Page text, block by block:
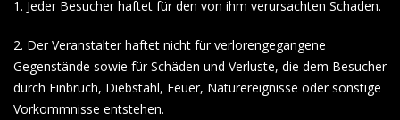
1. Jeder Besucher haftet für den von ihm verursachten Schaden.
2. Der Veranstalter haftet nicht für verlorengegangene
Gegenstände sowie für Schäden und Verluste, die dem Besucher
durch Einbruch, Diebstahl, Feuer, Naturereignisse oder sonstige
Vorkommnisse entstehen.